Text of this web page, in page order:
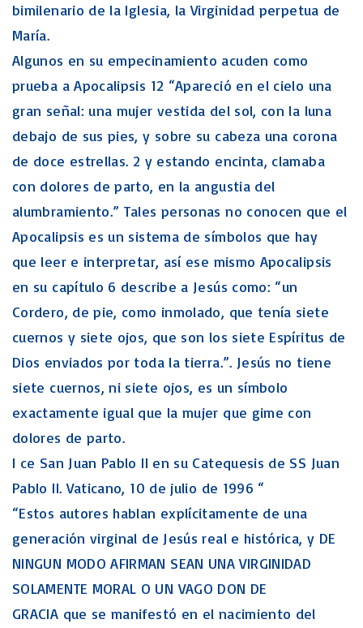
bimilenario de la Iglesia, la Virginidad perpetua de
María.
Algunos en su empecinamiento acuden como
prueba a Apocalipsis 12 “Apareció en el cielo una
gran señal: una mujer vestida del sol, con la luna
debajo de sus pies, y sobre su cabeza una corona
de doce estrellas. 2 y estando encinta, clamaba
con dolores de parto, en la angustia del
alumbramiento.” Tales personas no conocen que el
Apocalipsis es un sistema de símbolos que hay
que leer e interpretar, así ese mismo Apocalipsis
en su capítulo 6 describe a Jesús como: “un
Cordero, de pie, como inmolado, que tenía siete
cuernos y siete ojos, que son los siete Espíritus de
Dios enviados por toda la tierra.”. Jesús no tiene
siete cuernos, ni siete ojos, es un símbolo
exactamente igual que la mujer que gime con
dolores de parto.
I ce San Juan Pablo II en su Catequesis de SS Juan
Pablo II. Vaticano, 10 de julio de 1996 “
“Estos autores hablan explícitamente de una
generación virginal de Jesús real e histórica, y DE
NINGUN MODO AFIRMAN SEAN UNA VIRGINIDAD
SOLAMENTE MORAL O UN VAGO DON DE
GRACIA que se manifestó en el nacimiento del